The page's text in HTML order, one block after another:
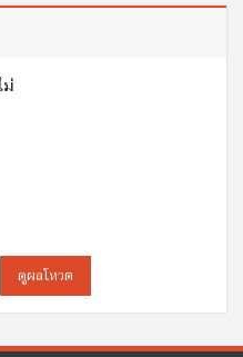
ดูผลโหวต